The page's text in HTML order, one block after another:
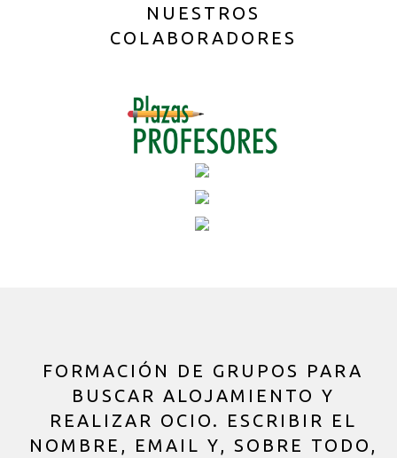
NUESTROS
COLABORADORES
FORMACIÓN DE GRUPOS PARA
BUSCAR ALOJAMIENTO Y
REALIZAR OCIO. ESCRIBIR EL
NOMBRE, EMAIL Y, SOBRE TODO,